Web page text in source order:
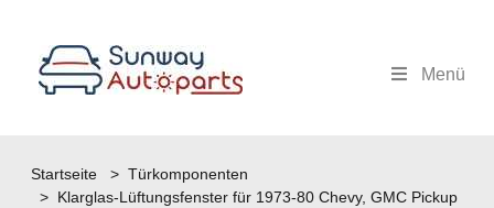
Menü
Startseite >Türkomponenten
> Klarglas-Lüftungsfenster für 1973-80 Chevy, GMC Pickup